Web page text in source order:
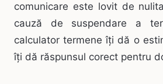
comunicare este lovit de
cauză de suspendare a
calculator termene îți dă o
îți dă răspunsul corect pentru